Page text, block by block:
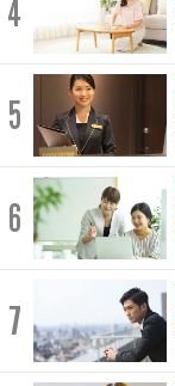
4
5
6
7